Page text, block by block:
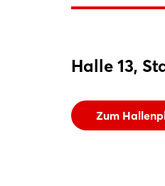
Halle 13,
Zum